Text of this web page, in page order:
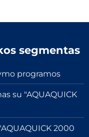
segmentas
programos
su "AQUAQUICK
2000